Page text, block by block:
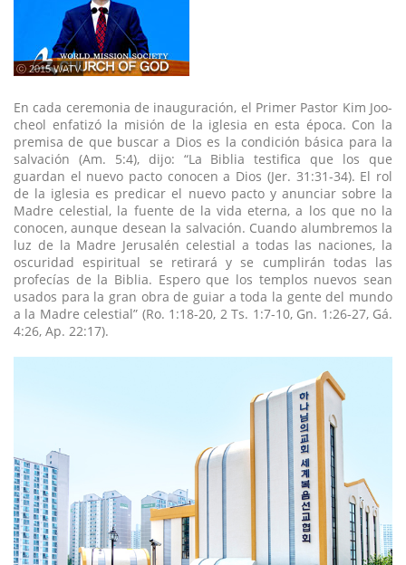
ⓒ 2015 WATV
En cada ceremonia de inauguración, el Primer Pastor Kim Joo-
cheol enfatizó la misión de la iglesia en esta época. Con la
premisa de que buscar a Dios es la condición básica para la
salvación (Am. 5:4), dijo: “La Biblia testifica que los que
guardan el nuevo pacto conocen a Dios (Jer. 31:31-34). El rol
de la iglesia es predicar el nuevo pacto y anunciar sobre la
Madre celestial, la fuente de la vida eterna, a los que no la
conocen, aunque desean la salvación. Cuando alumbremos la
luz de la Madre Jerusalén celestial a todas las naciones, la
oscuridad espiritual se retirará y se cumplirán todas las
profecías de la Biblia. Espero que los templos nuevos sean
usados para la gran obra de guiar a toda la gente del mundo
a la Madre celestial” (Ro. 1:18-20, 2 Ts. 1:7-10, Gn. 1:26-27, Gá.
4:26, Ap. 22:17).